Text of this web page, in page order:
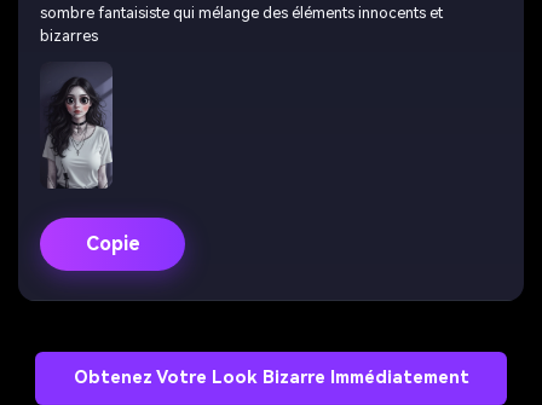
sombre fantaisiste qui mélange des éléments innocents et
bizarres
Copie
Obtenez Votre Look Bizarre Immédiatement